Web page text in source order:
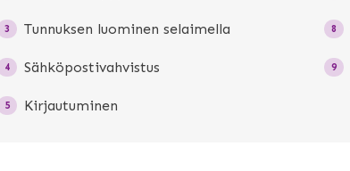
3 Tunnuksen luominen selaimella
4 Sähköpostivahvistus
5 Kirjautuminen
8
9